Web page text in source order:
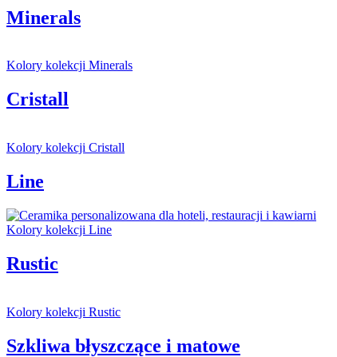
Minerals
Kolory kolekcji Minerals
Cristall
Kolory kolekcji Cristall
Line
Kolory kolekcji Line
Rustic
Kolory kolekcji Rustic
Szkliwa błyszczące i matowe